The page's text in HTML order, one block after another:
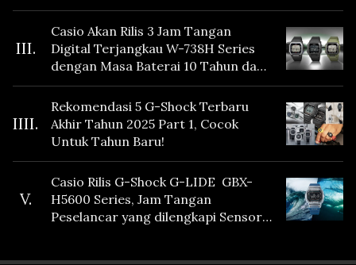
III.
Casio Akan Rilis 3 Jam Tangan
Digital Terjangkau W-738H Series
dengan Masa Baterai 10 Tahun dan
Fitur Vibration
IIII.
Rekomendasi 5 G-Shock Terbaru
Akhir Tahun 2025 Part 1, Cocok
Untuk Tahun Baru!
V.
Casio Rilis G-Shock G-LIDE GBX-
H5600 Series, Jam Tangan
Peselancar yang dilengkapi Sensor